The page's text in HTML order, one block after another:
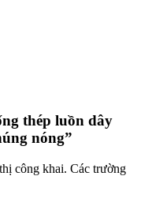
thép luồn dây
nóng”
công khai. Các trường